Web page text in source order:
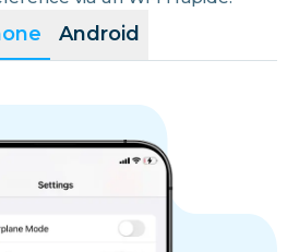
Android